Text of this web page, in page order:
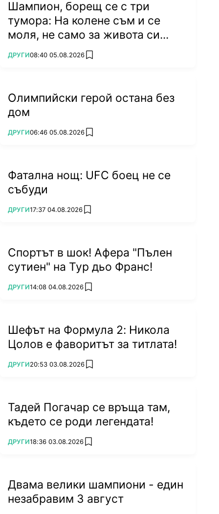
Шампион, борещ се с три
тумора: На колене съм и се
моля, не само за живота си...
ПОВЕЧЕ ОТ
ДРУГИ08:40 05.08.2026 add favorites
Олимпийски герой остана без
дом
ПОВЕЧЕ ОТ
ДРУГИ06:46 05.08.2026 add favorites
Фатална нощ: UFC боец не се
събуди
ПОВЕЧЕ ОТ
ДРУГИ17:37 04.08.2026 add favorites
Спортът в шок! Афера "Пълен
сутиен" на Тур дьо Франс!
ПОВЕЧЕ ОТ
ДРУГИ14:08 04.08.2026 add favorites
Шефът на Формула 2: Никола
Цолов е фаворитът за титлата!
ПОВЕЧЕ ОТ
ДРУГИ20:53 03.08.2026 add favorites
Тадей Погачар се връща там,
където се роди легендата!
ПОВЕЧЕ ОТ
ДРУГИ18:36 03.08.2026 add favorites
Двама велики шампиони - един
незабравим 3 август